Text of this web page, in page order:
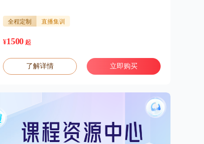
全程定制 直播集训
¥1500 起
了解详情 立即购买